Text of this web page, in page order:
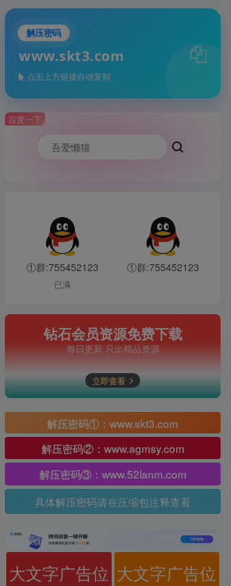
解压密码
www.skt3.com
点击上方链接自动复制
百度一下
①群:755452123
已满
①群:755452123
钻石会员资源免费下载
每日更新 只出精品资源
立即查看
解压密码①：www.skt3.com
解压密码②：www.agmsy.com
解压密码③：www.52lanm.com
具体解压密码请在压缩包注释查看
大文字广告位 大文字广告位